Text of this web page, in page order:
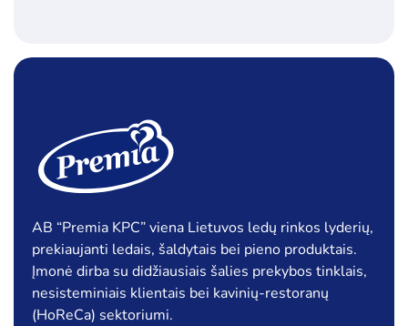
Specialūs pasiūlymai
Akcija Naujiena
AB “Premia KPC” viena Lietuvos ledų rinkos lyderių,
prekiaujanti ledais, šaldytais bei pieno produktais.
Įmonė dirba su didžiausiais šalies prekybos tinklais,
nesisteminiais klientais bei kavinių-restoranų
(HoReCa) sektoriumi.